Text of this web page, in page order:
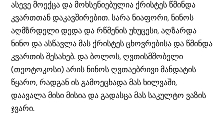
ასევე მოექცა და მოხსენიებულია ქრისტეს წმინდა
კვართთან დაკავშირებით. სარა ნიაფორი, ნინოს
აღმზრდელი დედა და რწმენის უხუცესი, აღზარდა
ნინო და ასწავლა მას ქრისტეს ცხოვრებისა და წმინდა
კვართის შესახებ. და ბოლოს, ღვთისმშობელი
(თეოტოკოსი) არის ნინოს ღვთაებრივი მანდატის
წყარო, რადგან ის გამოეცხადა მას ხილვაში,
დაავალა მისი მისია და გადასცა მას საკულტო ვაზის
ჯვარი.